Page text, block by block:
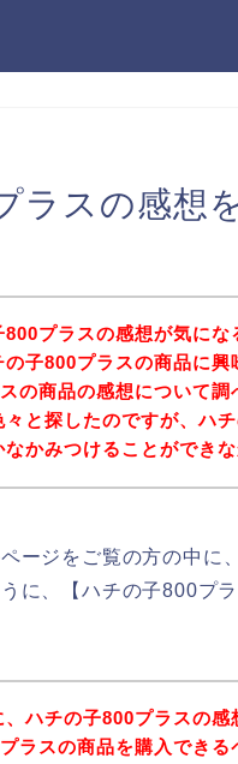
ラスの感想
800プラスの感想が気に
の子800プラスの商品に
の商品の感想について調
々と探したのですが、ハ
なかみつけることができな
ージをご覧の方の中に
に、【ハチの子800プ
、ハチの子800プラスの
ラスの商品を購入できる